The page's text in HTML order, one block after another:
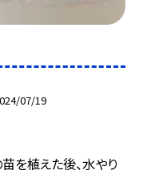
07/19
を植えた後、水やり